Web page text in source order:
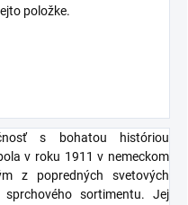
položke.
s bohatou históriou
v roku 1911 v nemeckom
z popredných svetových
sortimentu. Jej